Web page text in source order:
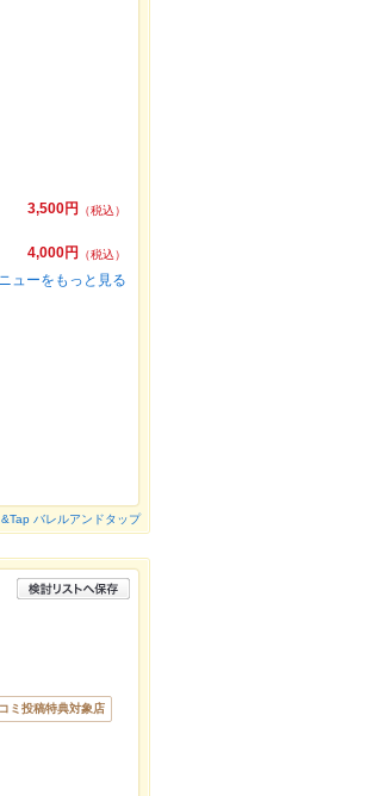
3,500円
（税込）
4,000円
（税込）
ューをもっと見る
バレルアンドタップ
ミ投稿特典対象店